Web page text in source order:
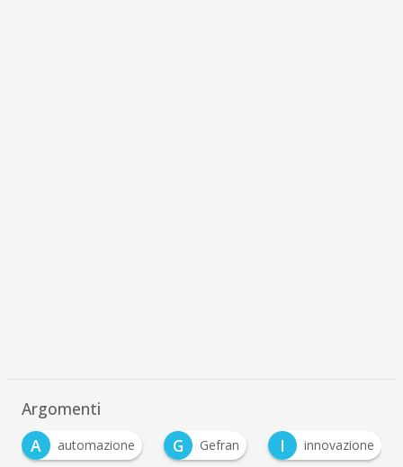
Argomenti
A
automazione G Gefran innovazione